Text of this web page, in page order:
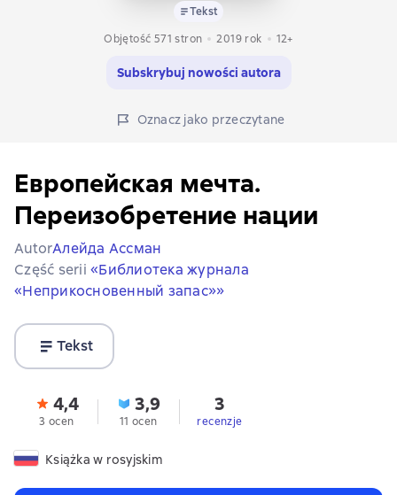
Tekst
Objętość 571 stron
2019 rok 12+
Subskrybuj nowości autora
Oznacz jako przeczytane
Европейская мечта.
Переизобретение нации
AutorАлейда Ассман
Część serii «Библиотека журнала
«Неприкосновенный запас»»
Tekst
4,4
3 ocen
3,9
11 ocen
3
recenzje
Książka w rosyjskim